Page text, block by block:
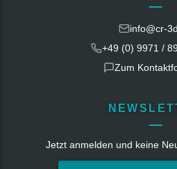
info@cr-
+49 (0) 9971 /
Zum
Jetzt anmelden und keine